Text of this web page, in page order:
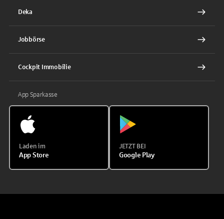
Deka
Jobbörse
Cockpit Immobilie
App Sparkasse
Laden im
App Store
JETZT BEI
Google Play